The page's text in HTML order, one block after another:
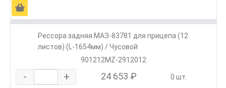
Ä
Рессора задняя МАЗ-83781 для прицепа (12
листов) (L-1654мм) / Чусовой
901212MZ-2912012
- + 24 653 ₽ 0 шт.